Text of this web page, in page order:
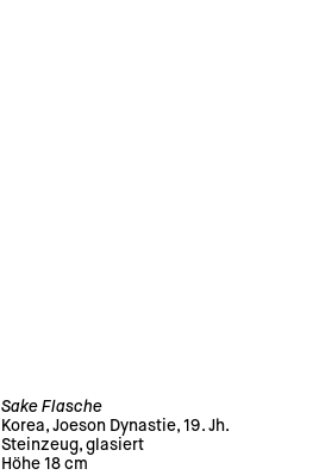
Sake Flasche
Korea, Joeson Dynastie, 19. Jh.
Steinzeug, glasiert
Höhe 18 cm